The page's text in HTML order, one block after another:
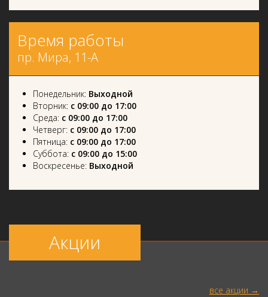
Время работы
пр. Мира, 11-А
Понедельник: Выходной
Вторник: с 09:00 до 17:00
Среда: с 09:00 до 17:00
Четверг: с 09:00 до 17:00
Пятница: с 09:00 до 17:00
Суббота: с 09:00 до 15:00
Воскресенье: Выходной
Акции
все акции